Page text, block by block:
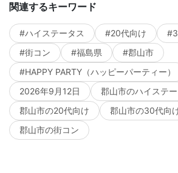
関連するキーワード
#ハイステータス #20代向け
#街コン
#福島県
#郡山市
#HAPPY PARTY（ハッピーパーティー）
2026年9月12日
郡山市のハイステ
郡山市の20代向け
郡山市の30代向
郡山市の街コン